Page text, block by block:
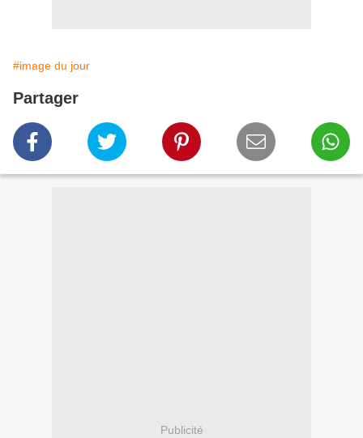
#image du jour
Partager
Publicité